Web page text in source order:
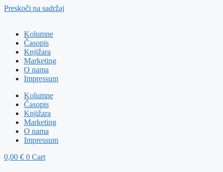
Preskoči na sadržaj
Kolumne
Časopis
Knjižara
Marketing
O nama
Impressum
Kolumne
Časopis
Knjižara
Marketing
O nama
Impressum
0,00 € 0 Cart